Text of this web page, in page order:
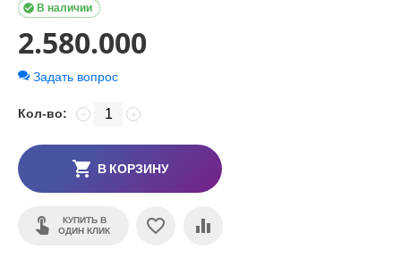
В наличии

2.580.000
Задать вопрос
Кол-во: +
−
В КОРЗИНУ
КУПИТЬ В
ОДИН КЛИК